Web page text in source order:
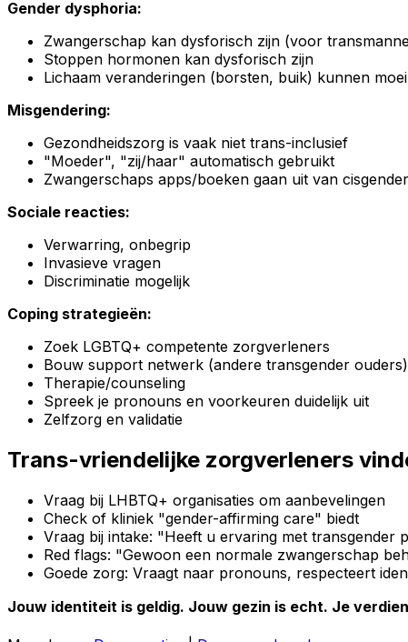
Gender dysphoria:
Zwangerschap kan dysforisch zijn (voor
Stoppen hormonen kan dysforisch zijn
Lichaam veranderingen (borsten, buik) kunnen
Misgendering:
Gezondheidszorg is vaak niet trans-inclusief
"Moeder", "zij/haar" automatisch gebruikt
Zwangerschaps apps/boeken gaan uit van
Sociale reacties:
Verwarring, onbegrip
Invasieve vragen
Discriminatie mogelijk
Coping strategieën:
Zoek LGBTQ+ competente zorgverleners
Bouw support netwerk (andere transgender ouders)
Therapie/counseling
Spreek je pronouns en voorkeuren duidelijk uit
Zelfzorg en validatie
Trans-vriendelijke zorgverleners
Vraag bij LHBTQ+ organisaties om aanbevelingen
Check of kliniek "gender-affirming care" biedt
Vraag bij intake: "Heeft u ervaring met transgender
Red flags: "Gewoon een normale zwangerschap
Goede zorg: Vraagt naar pronouns, respecteert
Jouw identiteit is geldig. Jouw gezin is echt. Je